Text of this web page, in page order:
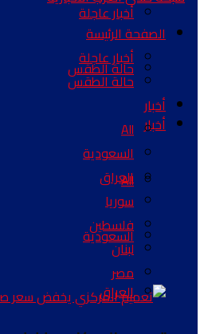
أخبار عاجلة
حالة الطقس
أخبار
All
السعودية
العراق
الصفحة الرئيسة
أخبار عاجلة
حالة الطقس
أخبار
All
السعودية
العراق
سوريا
فلسطين
لبنان
مصر